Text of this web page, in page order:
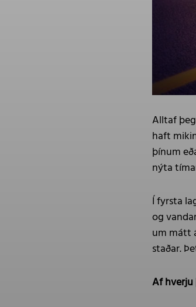
Alltaf
haft
þínum
nýta
Í fyrsta
og
um mátt
staðar.
Af